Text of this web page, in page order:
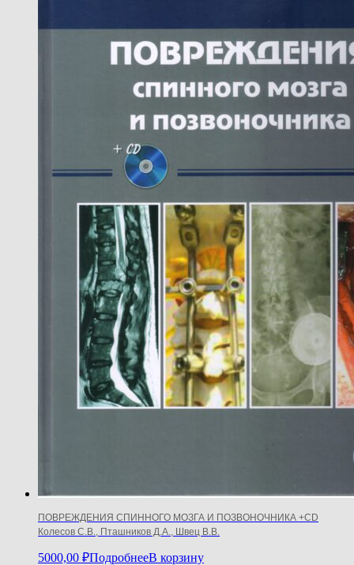
ПОВРЕЖДЕНИЯ СПИННОГО МОЗГА И ПОЗВОНОЧНИКА +CD
Колесов С.В., Пташников Д.А., Швец В.В.
5000,00 ₽ПодробнееВ корзину